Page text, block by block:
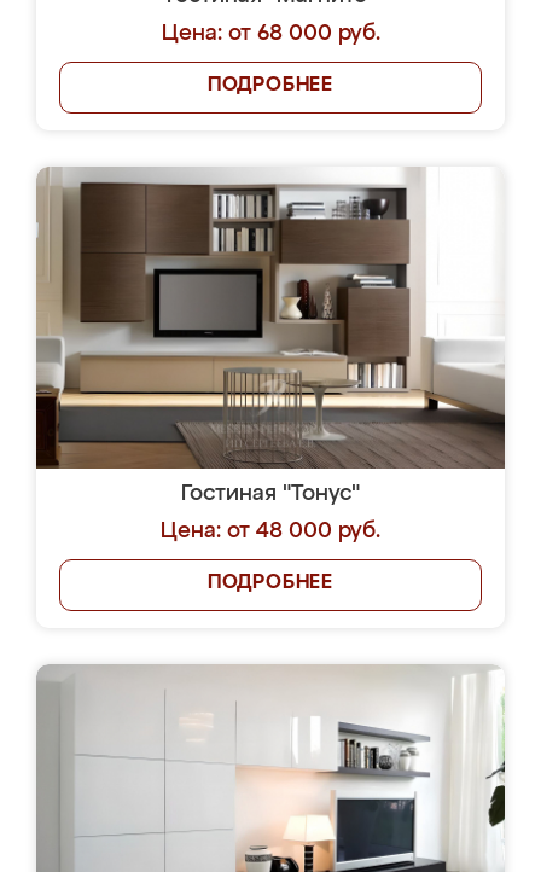
Цена: от 68 000 руб.
ПОДРОБНЕЕ
Гостиная "Тонус"
Цена: от 48 000 руб.
ПОДРОБНЕЕ